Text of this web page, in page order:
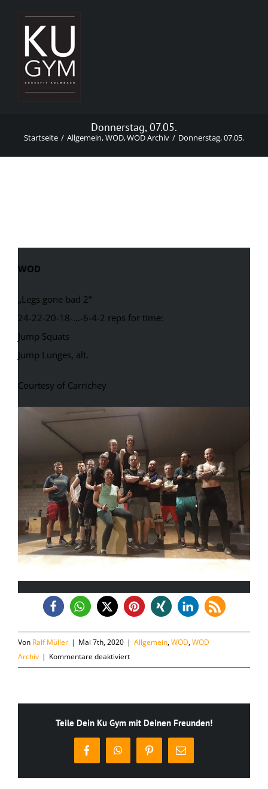
springen
Donnerstag, 07.05.
Startseite Allgemein WOD WOD Archiv Donnerstag, 07.05.
WOD
„Legs gone bad 2“
24-22-20-18-…-6-4-2 reps for time:
Jump Squats
Jump Lunges, alt.
Courtesy of Carrichey
Von Ralf Müller | Mai 7th, 2020 | Allgemein,WOD,WOD
Archiv | Kommentare deaktiviertfür
Donnerstag,
Teile Dein Ku Gym mit Deinen Freunden!
FacebookWhatsAppPinterest
E-
Mail